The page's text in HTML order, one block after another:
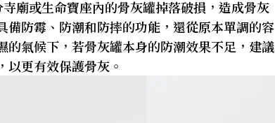
廟或生命寶座內的骨灰罐掉落破損，造成骨灰
防霉、防潮和防摔的功能，還從原本單調的容
氣候下，若骨灰罐本身的防潮效果不足，建議
以更有效保護骨灰。